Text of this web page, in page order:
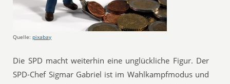
Quelle:pixabay
Die SPD macht weiterhin eine unglückliche Figur. Der
SPD-Chef Sigmar Gabriel ist im Wahlkampfmodus und